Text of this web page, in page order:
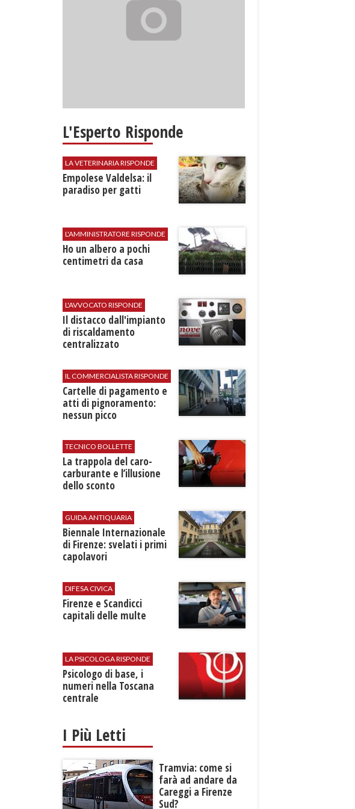
L'Esperto Risponde
LA VETERINARIA RISPONDE
Empolese Valdelsa: il
paradiso per gatti
L'AMMINISTRATORE RISPONDE
Ho un albero a pochi
centimetri da casa
L'AVVOCATO RISPONDE
Il distacco dall'impianto
di riscaldamento
centralizzato
IL COMMERCIALISTA RISPONDE
Cartelle di pagamento e
atti di pignoramento:
nessun picco
TECNICO BOLLETTE
​La trappola del caro-
carburante e l’illusione
dello sconto
GUIDA ANTIQUARIA
Biennale Internazionale
di Firenze: svelati i primi
capolavori
DIFESA CIVICA
Firenze e Scandicci
capitali delle multe
LA PSICOLOGA RISPONDE
Psicologo di base, i
numeri nella Toscana
centrale
I Più Letti
Tramvia: come si
farà ad andare da
Careggi a Firenze
Sud?